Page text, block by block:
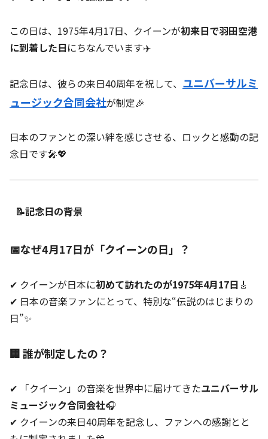
この日は、1975年4月17日、クイーンが初来日で羽田空港
に到着した日にちなんでいます✈️
記念日は、彼らの来日40周年を祝して、 ユニバーサルミ
ュージック合同会社が制定🎉
日本のファンとの深い絆を感じさせる、ロックと感動の記
念日です🎤💖
📝記念日の背景
📅なぜ4月17日が「クイーンの日」？
✔ クイーンが日本に初めて訪れたのが1975年4月17日 🎸
✔ 日本の音楽ファンにとって、特別な“伝説のはじまりの
日”✨
🏢 誰が制定したの？
✔ 「クイーン」の音楽を世界中に届けてきたユニバーサル
ミュージック合同会社🎧
✔ クイーンの来日40周年を記念し、ファンへの感謝とと